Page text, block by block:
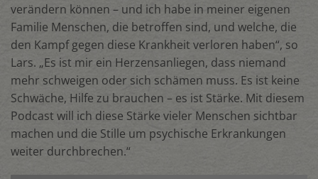
verändern können – und ich habe in meiner eigenen
Familie Menschen, die betroffen sind, und welche, die
den Kampf gegen diese Krankheit verloren haben“, so
Lars. „Es ist mir ein Herzensanliegen, dass niemand
mehr schweigen oder sich schämen muss. Es ist keine
Schwäche, Hilfe zu brauchen – es ist Stärke. Mit diesem
Podcast will ich diese Stärke vieler Menschen sichtbar
machen und die Stille um psychische Erkrankungen
weiter durchbrechen.“